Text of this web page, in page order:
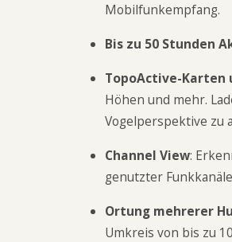
Mobilfunkempfang.
Bis zu 50 Stunden
TopoActive-
Höhen und mehr.
Vogelperspektive zu
Channel View:
genutzter
Ortung mehrerer
Umkreis von bis zu